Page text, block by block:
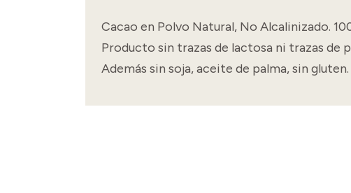
Cacao en Polvo Natural, No Alcalinizado.
Producto sin trazas de lactosa ni trazas de
Además sin soja, aceite de palma, sin